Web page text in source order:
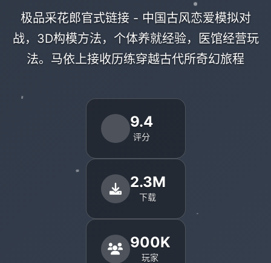
极品采花郎官式链接 - 中国古风恋爱模拟对
战，3D构模方法，个体养就经验，医馆经营玩
法。马依上接收历练穿越古代所奇幻旅程
9.4
评分
2.3M
下载
900K
玩家